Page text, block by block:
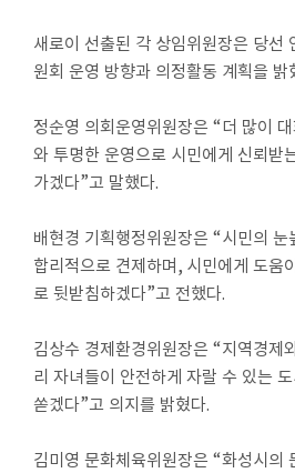
새로이 선출된 각 상임위원장은 당선
원회 운영 방향과 의정활동 계획을 밝
정순영 의회운영위원장은 “더 많이
와 투명한 운영으로 시민에게 신뢰받
가겠다”고 말했다.
배현경 기획행정위원장은 “시민의 눈
합리적으로 견제하며, 시민에게 도움
로 뒷받침하겠다”고 전했다.
김상수 경제환경위원장은 “지역경제
리 자녀들이 안전하게 자랄 수 있는
쏟겠다”고 의지를 밝혔다.
김미영 문화체육위원장은 “화성시의